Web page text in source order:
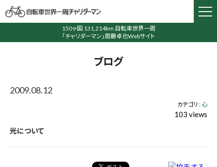
150ヶ国 131,214km 自転車世界一周
「チャリダーマン」周藤卓也Webサイト
ブログ
2009.08.12
カテゴリ :心
103 views
光について